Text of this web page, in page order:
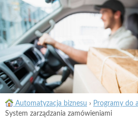
Automatyzacja biznesu › Programy do
System zarządzania zamówieniami